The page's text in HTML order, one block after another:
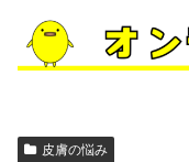
皮膚の悩み